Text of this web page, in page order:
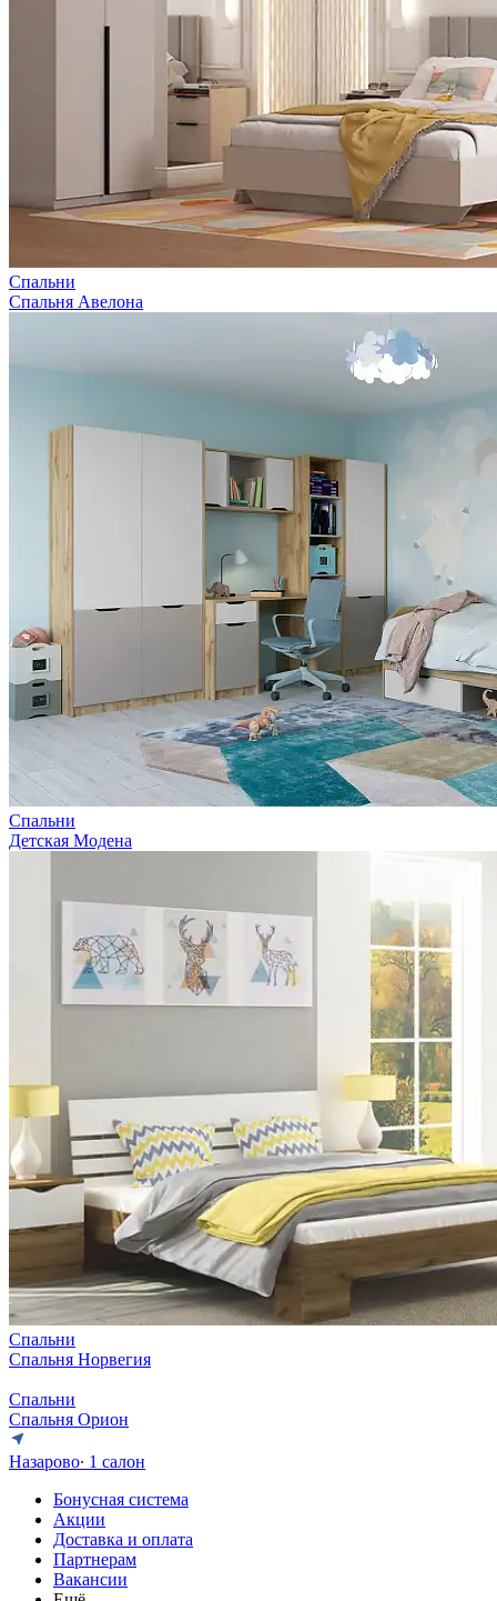
Спальни
Спальня Авелона
Спальни
Детская Модена
Спальни
Спальня Норвегия
Спальни
Спальня Орион
Назарово∙ 1 салон
Бонусная система
Акции
Доставка и оплата
Партнерам
Вакансии